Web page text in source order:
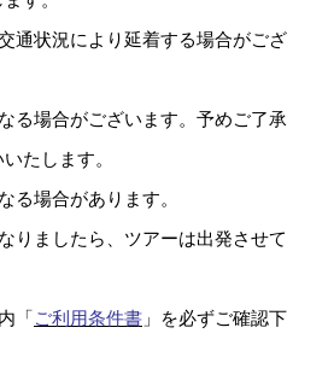
通状況により延着する場合がござ
る場合がございます。予めご了承
たします。
る場合があります。
りましたら、ツアーは出発させて
「ご利用条件書 」を必ずご確認下